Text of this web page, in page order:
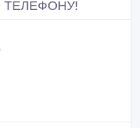
ТЕЛЕФОНУ!